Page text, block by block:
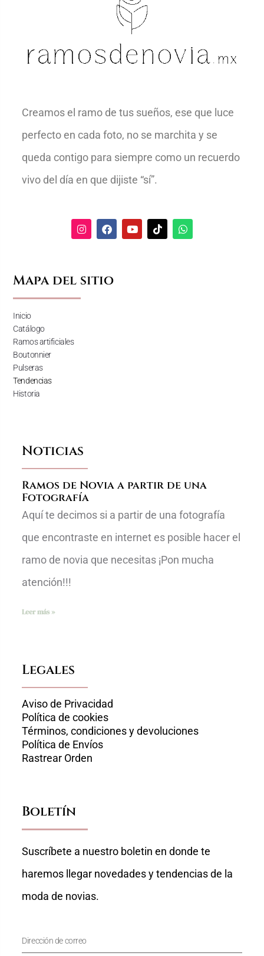
Creamos el ramo de tus sueños, ese que luce
perfecto en cada foto, no se marchita y se
queda contigo para siempre como un recuerdo
vivo del día en que dijiste “sí”.
Mapa del sitio
Inicio
Catálogo
Ramos artificiales
Boutonnier
Pulseras
Tendencias
Historia
Noticias
Ramos de Novia a partir de una
Fotografía
Aquí te decimos si a partir de una fotografía
que encontraste en internet es posible hacer el
ramo de novia que necesitas ¡Pon mucha
atención!!!
Leer más »
Legales
Aviso de Privacidad
Política de cookies
Términos, condiciones y devoluciones
Política de Envíos
Rastrear Orden
Boletín
Suscríbete a nuestro boletin en donde te
haremos llegar novedades y tendencias de la
moda de novias.